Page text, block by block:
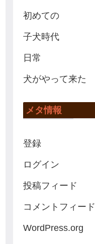
初めての
子犬時代
日常
犬がやって来た
メタ情報
登録
ログイン
投稿フィード
コメントフィード
WordPress.org